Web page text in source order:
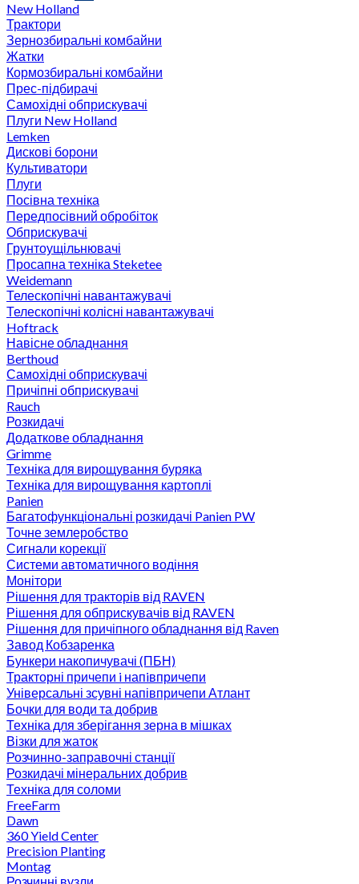
New Holland
Трактори
Зернозбиральні комбайни
Жатки
Кормозбиральні комбайни
Прес-підбирачі
Самохідні обприскувачі
Плуги New Holland
Lemken
Дискові борони
Культиватори
Плуги
Посівна техніка
Передпосівний обробіток
Обприскувачі
Грунтоущільнювачі
Просапна техніка Steketee
Weidemann
Телескопічні навантажувачі
Телескопічні колісні навантажувачі
Hoftrack
Навісне обладнання
Berthoud
Самохідні обприскувачі
Причіпні обприскувачі
Rauch
Розкидачі
Додаткове обладнання
Grimme
Техніка для вирощування буряка
Техніка для вирощування картоплі
Panien
Багатофункціональні розкидачі Panien PW
Точне землеробство
Сигнали корекції
Системи автоматичного водіння
Монітори
Рішення для тракторів від RAVEN
Рішення для обприскувачів від RAVEN
Рішення для причіпного обладнання від Raven
Завод Кобзаренка
Бункери накопичувачі (ПБН)
Тракторні причепи i напiвпричепи
Універсальні зсувні напівпричепи Атлант
Бочки для води та добрив
Техніка для зберігання зерна в мішках
Візки для жаток
Розчинно-заправочні станції
Розкидачі мінеральних добрив
Техніка для соломи
FreeFarm
Dawn
360 Yield Center
Precision Planting
Montag